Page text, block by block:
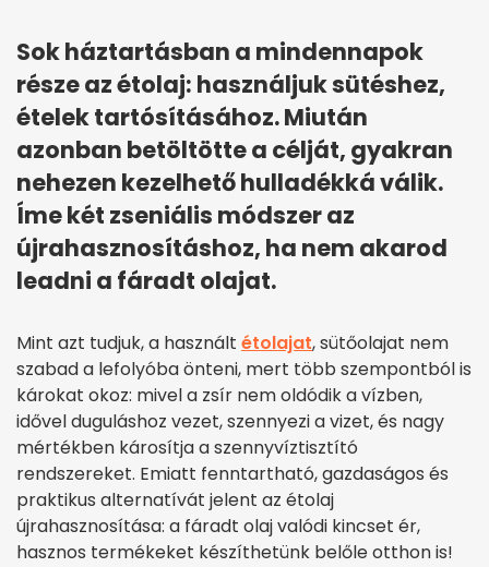
Sok háztartásban a mindennapok
része az étolaj: használjuk sütéshez,
ételek tartósításához. Miután
azonban betöltötte a célját, gyakran
nehezen kezelhető hulladékká válik.
Íme két zseniális módszer az
újrahasznosításhoz, ha nem akarod
leadni a fáradt olajat.
Mint azt tudjuk, a használt étolajat, sütőolajat nem
szabad a lefolyóba önteni, mert több szempontból is
károkat okoz: mivel a zsír nem oldódik a vízben,
idővel duguláshoz vezet, szennyezi a vizet, és nagy
mértékben károsítja a szennyvíztisztító
rendszereket. Emiatt fenntartható, gazdaságos és
praktikus alternatívát jelent az étolaj
újrahasznosítása: a fáradt olaj valódi kincset ér,
hasznos termékeket készíthetünk belőle otthon is!